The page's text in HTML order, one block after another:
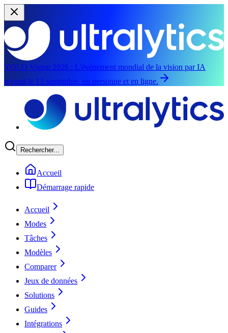
YOLO Vision 2026 : L'événement mondial de la vision par IA
revient le 13 septembre, en personne et en ligne.
Rechercher...
Accueil
Démarrage rapide
Accueil
Modes
Tâches
Modèles
Comparer
Jeux de données
Solutions
Guides
Intégrations